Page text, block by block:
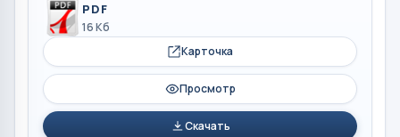
PDF
16 Кб
Карточка
Просмотр
Скачать